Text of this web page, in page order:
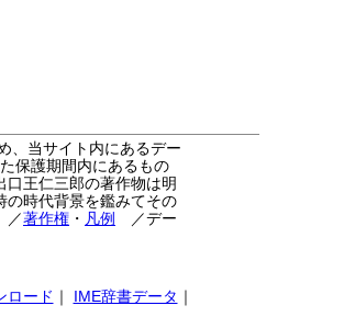
、当サイト内にあるデー
保護期間内にあるもの
王仁三郎の著作物は明
の時代背景を鑑みてその
／著作権 ・ 凡例
／デー
ロード ｜ IME辞書データ ｜